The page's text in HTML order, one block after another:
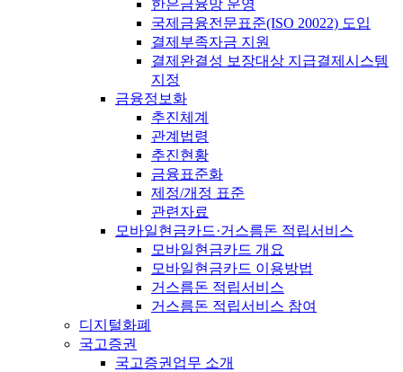
한은금융망 운영
국제금융전문표준(ISO 20022) 도입
결제부족자금 지원
결제완결성 보장대상 지급결제시스템
지정
금융정보화
추진체계
관계법령
추진현황
금융표준화
제정/개정 표준
관련자료
모바일현금카드·거스름돈 적립서비스
모바일현금카드 개요
모바일현금카드 이용방법
거스름돈 적립서비스
거스름돈 적립서비스 참여
디지털화폐
국고증권
국고증권업무 소개